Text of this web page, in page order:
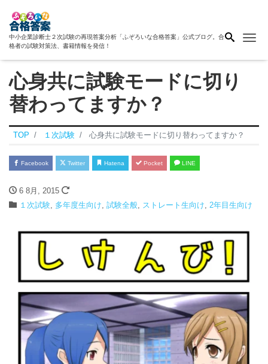
中小企業診断士２次試験の再現答案分析「ふぞろいな合格答案」公式ブログ。合
格者の試験対策法、書籍情報を発信！
心身共に試験モードに切り
替わってますか？
TOP １次試験 心身共に試験モードに切り替わってますか？
Facebook Twitter Hatena Pocket LINE
6 8月, 2015
１次試験 多年度生向け 試験全般 ストレート生向け 2年目生向け